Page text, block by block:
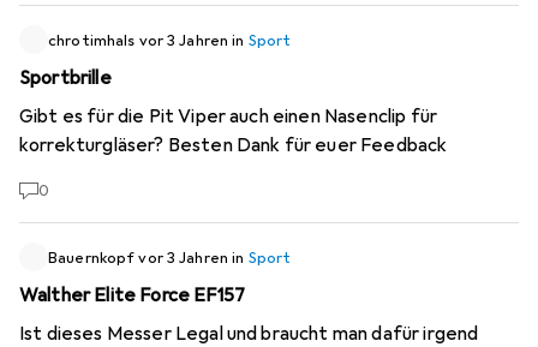
chrotimhals vor 3 Jahren in Sport
Sportbrille
Gibt es für die Pit Viper auch einen Nasenclip für
korrekturgläser? Besten Dank für euer Feedback
0
Bauernkopf vor 3 Jahren in Sport
Walther Elite Force EF157
Ist dieses Messer Legal und braucht man dafür irgend